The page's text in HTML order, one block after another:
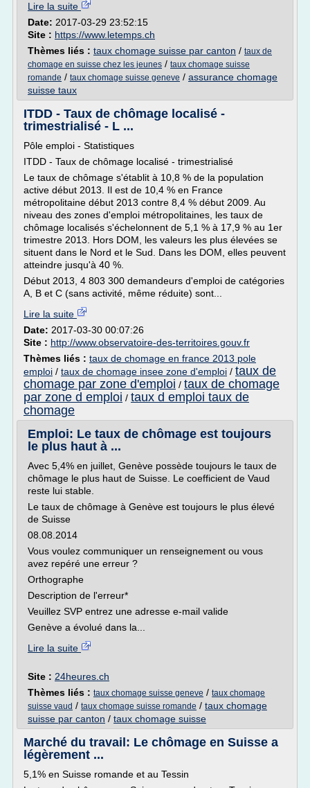
Lire la suite
Date: 2017-03-29 23:52:15
Site : https://www.letemps.ch
Thèmes liés : taux chomage suisse par canton / taux de
chomage en suisse chez les jeunes / taux chomage suisse
romande / taux chomage suisse geneve / assurance chomage
suisse taux
ITDD - Taux de chômage localisé -
trimestrialisé - L ...
Pôle emploi - Statistiques
ITDD - Taux de chômage localisé - trimestrialisé
Le taux de chômage s'établit à 10,8 % de la population
active début 2013. Il est de 10,4 % en France
métropolitaine début 2013 contre 8,4 % début 2009. Au
niveau des zones d'emploi métropolitaines, les taux de
chômage localisés s'échelonnent de 5,1 % à 17,9 % au 1er
trimestre 2013. Hors DOM, les valeurs les plus élevées se
situent dans le Nord et le Sud. Dans les DOM, elles peuvent
atteindre jusqu'à 40 %.
Début 2013, 4 803 300 demandeurs d'emploi de catégories
A, B et C (sans activité, même réduite) sont...
Lire la suite
Date: 2017-03-30 00:07:26
Site : http://www.observatoire-des-territoires.gouv.fr
Thèmes liés : taux de chomage en france 2013 pole
emploi / taux de chomage insee zone d'emploi / taux de
chomage par zone d'emploi / taux de chomage
par zone d emploi / taux d emploi taux de
chomage
Emploi: Le taux de chômage est toujours
le plus haut à ...
Avec 5,4% en juillet, Genève possède toujours le taux de
chômage le plus haut de Suisse. Le coefficient de Vaud
reste lui stable.
Le taux de chômage à Genève est toujours le plus élevé
de Suisse
08.08.2014
Vous voulez communiquer un renseignement ou vous
avez repéré une erreur ?
Orthographe
Description de l'erreur*
Veuillez SVP entrez une adresse e-mail valide
Genève a évolué dans la...
Lire la suite
Site : 24heures.ch
Thèmes liés : taux chomage suisse geneve / taux chomage
suisse vaud / taux chomage suisse romande / taux chomage
suisse par canton / taux chomage suisse
Marché du travail: Le chômage en Suisse a
légèrement ...
5,1% en Suisse romande et au Tessin